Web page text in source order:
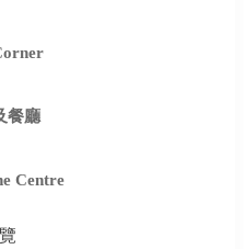
餐廳
Centre